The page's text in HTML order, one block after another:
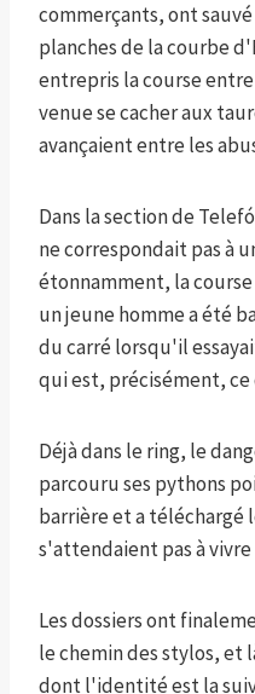
commerçants, ont
planches de la courbe
entrepris la course
venue se cacher aux
avançaient entre les
Dans la section de
ne correspondait pas à
étonnamment, la
un jeune homme a été
du carré lorsqu'il
qui est, précisément,
Déjà dans le ring, le
parcouru ses pythons
barrière et a téléchargé
s'attendaient pas à
Les dossiers ont
le chemin des stylos, et
dont l'identité est la